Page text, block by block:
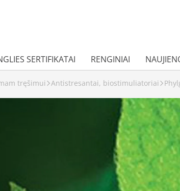
SERTIFIKATAI RENGINIAI
tręšimui Antistresantai, biostimuliatoriai